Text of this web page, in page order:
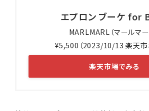
エプロン ブーケ for
MARLMARL（マールマー
¥5,500（2023/10/13 楽天市
楽天市場でみる